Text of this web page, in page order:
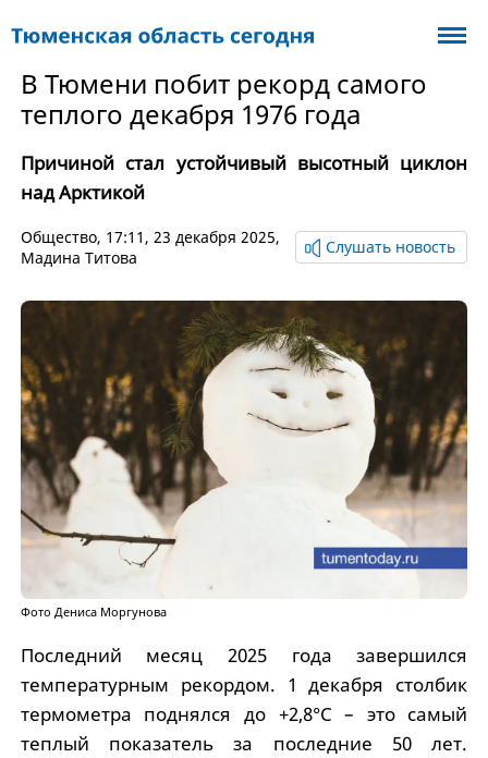
В Тюмени побит рекорд самого
теплого декабря 1976 года
Причиной стал устойчивый высотный циклон
над Арктикой
Общество, 17:11, 23 декабря 2025,
Мадина Титова
Слушать новость
Фото Дениса Моргунова
Последний месяц 2025 года завершился
температурным рекордом. 1 декабря столбик
термометра поднялся до +2,8°C – это самый
теплый показатель за последние 50 лет.